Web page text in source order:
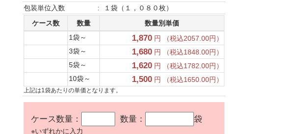
包装単位入数
:
１袋（１，０８０枚）
ケース数
数量
数量別単価
1袋～
1,870円 （税込2057.00円）
3袋～
1,680円 （税込1848.00円）
5袋～
1,620円 （税込1782.00円）
10袋～
1,500円 （税込1650.00円）
上記は1袋あたりの単価となります。
ケース数量： 数量： 袋
※いずれかに入力